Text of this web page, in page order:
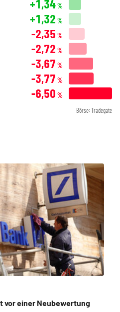
+1,34%
+1,32 %
-2,35 %
-2,72 %
-3,67 %
-3,77 %
-6,50 %
Börse: Tradegate
Aktie steht vor einer Neubewertung